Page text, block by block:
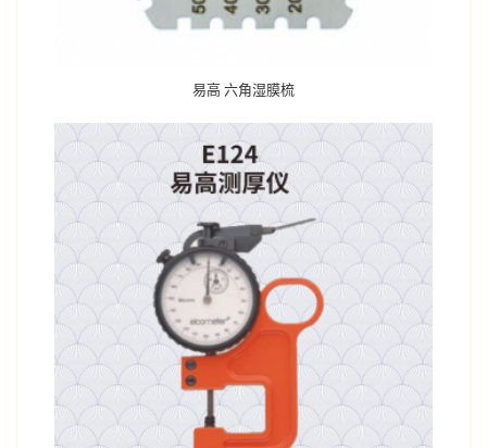
易高 六角湿膜梳